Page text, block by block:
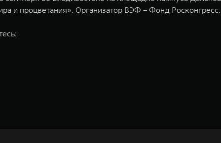
и процветания». Организатор ВЭФ – Фонд Росконгресс.